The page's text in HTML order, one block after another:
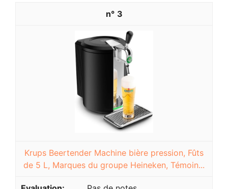
3
Krups Beertender Machine bière pression, Fûts
de 5 L, Marques du groupe Heineken, Témoin...